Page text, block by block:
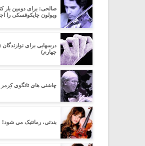
صالحی: برای دومین بار
ویولون چایکوفسکی را
درسهایی برای
چهارم)
چاشنی های تانگوی کِرِمر
بندتی، رمانتیک می شود!